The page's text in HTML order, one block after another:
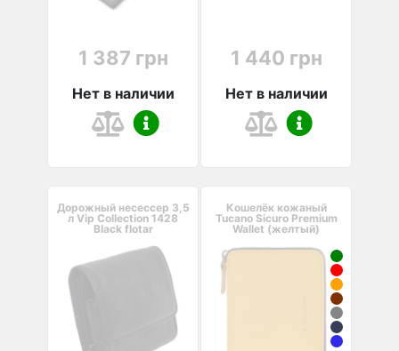
1 387 грн
Нет в наличии
1 440 грн
Нет в наличии
Дорожный несессер 3,5
л Vip Collection 1428
Black flotar
Кошелёк кожаный
Tucano Sicuro Premium
Wallet (желтый)